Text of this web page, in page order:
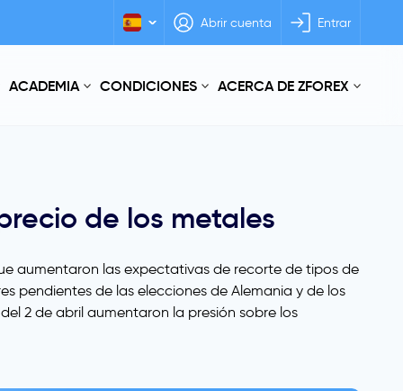
Abrir cuenta Entrar
ACADEMIA CONDICIONES ACERCA DE ZFOREX
de los metales
aumentaron las expectativas de recorte de tipos de
pendientes de las elecciones de Alemania y de los
2 de abril aumentaron la presión sobre los